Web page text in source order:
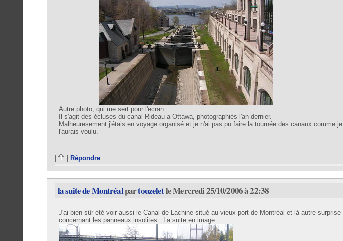
Autre photo, qui me sert pour l'ecran.
Il s'agit des écluses du canal Rideau a Ottawa, photographiés l'an dernier.
Malheuresement j'étais en voyage organisé et je n'ai pas pu faire la tournée des canaux comme je
l'aurais voulu.
Répondre
la suite de Montréalpartouzeletle Mercredi 25/10/2006 à 22:38
J'ai bien sûr été voir aussi le Canal de Lachine situé au vieux port de Montréal et là autre surprise
concernant les panneaux insolites . La suite en image ............